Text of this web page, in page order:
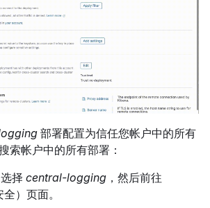
部署配置为信任您帐户中的所有
索帐户中的所有部署：
择 central-logging ，然后前往
全）页面。